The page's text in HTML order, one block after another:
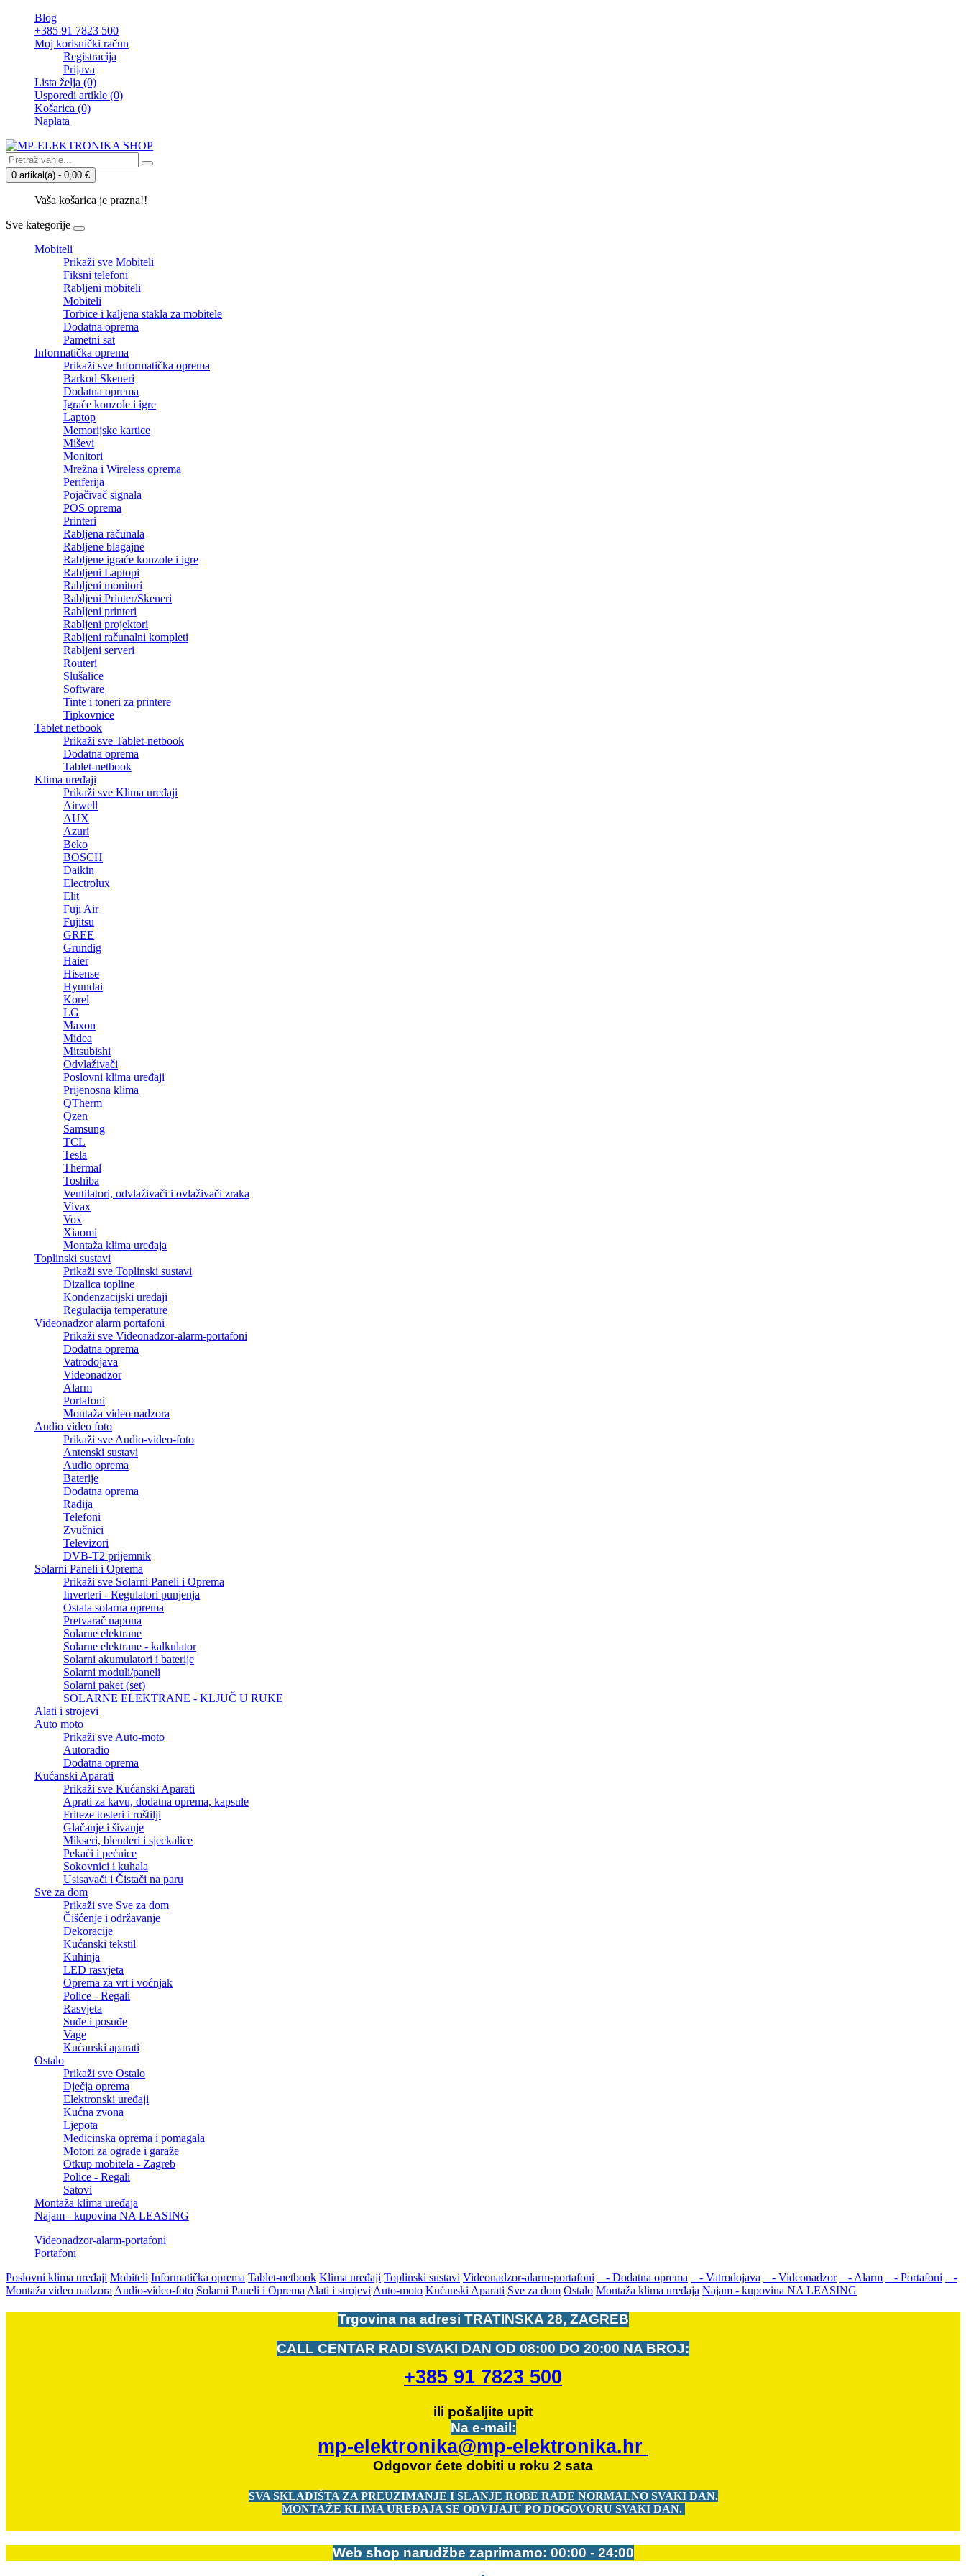
Blog
+385 91 7823 500
Moj korisnički račun
Registracija
Prijava
Lista želja (0)
Usporedi artikle (0)
Košarica (0)
Naplata
0 artikal(a) - 0,00 €
Vaša košarica je prazna!!
Sve kategorije
Mobiteli
Prikaži sve Mobiteli
Fiksni telefoni
Rabljeni mobiteli
Mobiteli
Torbice i kaljena stakla za mobitele
Dodatna oprema
Pametni sat
Informatička oprema
Prikaži sve Informatička oprema
Barkod Skeneri
Dodatna oprema
Igraće konzole i igre
Laptop
Memorijske kartice
Miševi
Monitori
Mrežna i Wireless oprema
Periferija
Pojačivač signala
POS oprema
Printeri
Rabljena računala
Rabljene blagajne
Rabljene igraće konzole i igre
Rabljeni Laptopi
Rabljeni monitori
Rabljeni Printer/Skeneri
Rabljeni printeri
Rabljeni projektori
Rabljeni računalni kompleti
Rabljeni serveri
Routeri
Slušalice
Software
Tinte i toneri za printere
Tipkovnice
Tablet netbook
Prikaži sve Tablet-netbook
Dodatna oprema
Tablet-netbook
Klima uređaji
Prikaži sve Klima uređaji
Airwell
AUX
Azuri
Beko
BOSCH
Daikin
Electrolux
Elit
Fuji Air
Fujitsu
GREE
Grundig
Haier
Hisense
Hyundai
Korel
LG
Maxon
Midea
Mitsubishi
Odvlaživači
Poslovni klima uređaji
Prijenosna klima
QTherm
Qzen
Samsung
TCL
Tesla
Thermal
Toshiba
Ventilatori, odvlaživači i ovlaživači zraka
Vivax
Vox
Xiaomi
Montaža klima uređaja
Toplinski sustavi
Prikaži sve Toplinski sustavi
Dizalica topline
Kondenzacijski uređaji
Regulacija temperature
Videonadzor alarm portafoni
Prikaži sve Videonadzor-alarm-portafoni
Dodatna oprema
Vatrodojava
Videonadzor
Alarm
Portafoni
Montaža video nadzora
Audio video foto
Prikaži sve Audio-video-foto
Antenski sustavi
Audio oprema
Baterije
Dodatna oprema
Radija
Telefoni
Zvučnici
Televizori
DVB-T2 prijemnik
Solarni Paneli i Oprema
Prikaži sve Solarni Paneli i Oprema
Inverteri - Regulatori punjenja
Ostala solarna oprema
Pretvarač napona
Solarne elektrane
Solarne elektrane - kalkulator
Solarni akumulatori i baterije
Solarni moduli/paneli
Solarni paket (set)
SOLARNE ELEKTRANE - KLJUČ U RUKE
Alati i strojevi
Auto moto
Prikaži sve Auto-moto
Autoradio
Dodatna oprema
Kućanski Aparati
Prikaži sve Kućanski Aparati
Aprati za kavu, dodatna oprema, kapsule
Friteze tosteri i roštilji
Glačanje i šivanje
Mikseri, blenderi i sjeckalice
Pekaći i pećnice
Sokovnici i kuhala
Usisavači i Čistači na paru
Sve za dom
Prikaži sve Sve za dom
Čišćenje i održavanje
Dekoracije
Kućanski tekstil
Kuhinja
LED rasvjeta
Oprema za vrt i voćnjak
Police - Regali
Rasvjeta
Suđe i posuđe
Vage
Kućanski aparati
Ostalo
Prikaži sve Ostalo
Dječja oprema
Elektronski uređaji
Kućna zvona
Ljepota
Medicinska oprema i pomagala
Motori za ograde i garaže
Otkup mobitela - Zagreb
Police - Regali
Satovi
Montaža klima uređaja
Najam - kupovina NA LEASING
Videonadzor-alarm-portafoni
Portafoni
Poslovni klima uređaji Mobiteli Informatička oprema Tablet-netbook Klima uređaji Toplinski sustavi Videonadzor-alarm-portafoni - Dodatna oprema - Vatrodojava - Videonadzor - Alarm - Portafoni
-
Montaža video nadzora Audio-video-foto Solarni Paneli i Oprema Alati i strojevi Auto-moto Kućanski Aparati Sve za dom Ostalo Montaža klima uređaja Najam - kupovina NA LEASING
Trgovina na adresi TRATINSKA 28, ZAGREB
CALL CENTAR RADI SVAKI DAN OD 08:00 DO 20:00 NA BROJ:
+385 91 7823 500
ili pošaljite upit
Na e-mail:
mp-elektronika@mp-elektronika.hr
Odgovor ćete dobiti u roku 2 sata
SVA SKLADIŠTA ZA PREUZIMANJE I SLANJE ROBE RADE NORMALNO SVAKI DAN.
MONTAŽE KLIMA UREĐAJA SE ODVIJAJU PO DOGOVORU SVAKI DAN.
Web shop narudžbe zaprimamo: 00:00 - 24:00